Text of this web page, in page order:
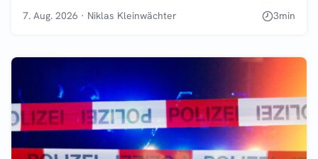
7. Aug. 2026 · Niklas Kleinwächter 3min